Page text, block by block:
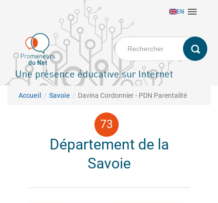
principal
EN 
Une présence éducative sur Internet
Fil d'Ariane
Accueil Savoie Davina Cordonnier - PDN Parentalité
Département de la
Savoie